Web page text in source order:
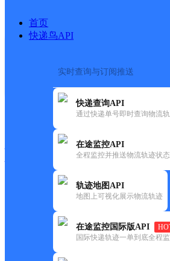
首页
快递鸟API
实时查询与订阅推送
快递查询API
通过快递单号即时查询物流
在途监控API
全程监控并推送物流轨迹状态
轨迹地图API
地图上可视化展示物流轨迹
在途监控国际版API
国际快递轨迹一单到底全程
快运大
顺丰
敦煌市回头客
更新时间：2021-11-26